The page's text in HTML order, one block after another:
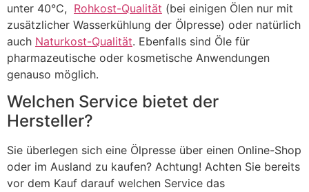
unter 40°C, Rohkost-Qualität (bei einigen Ölen nur mit
zusätzlicher Wasserkühlung der Ölpresse) oder natürlich
auch Naturkost-Qualität. Ebenfalls sind Öle für
pharmazeutische oder kosmetische Anwendungen
genauso möglich.
Welchen Service bietet der
Hersteller?
Sie überlegen sich eine Ölpresse über einen Online-Shop
oder im Ausland zu kaufen? Achtung! Achten Sie bereits
vor dem Kauf darauf welchen Service das